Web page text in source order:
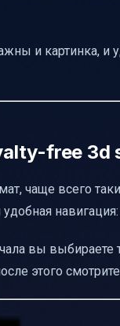
и картинка, и
free 3d
чаще всего
вы
этого